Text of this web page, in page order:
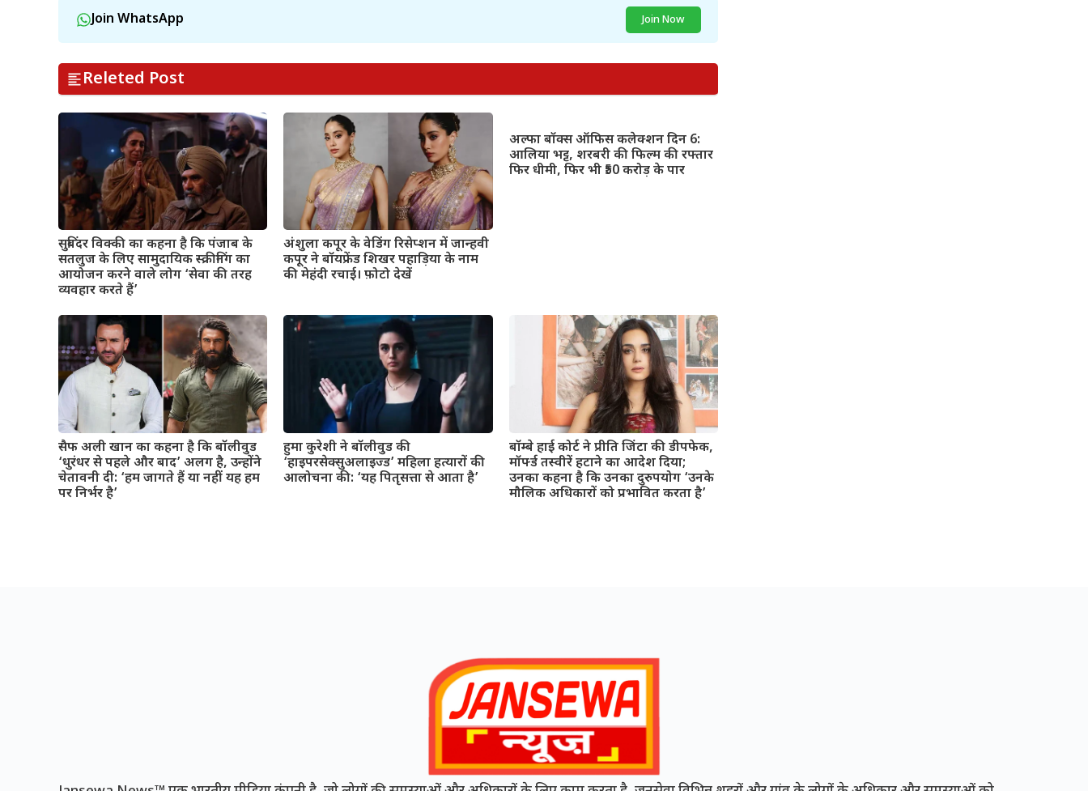
Join WhatsApp Join Now
Releted Post
सुबिंदर विक्की का कहना है कि पंजाब के
सतलुज के लिए सामुदायिक स्क्रीनिंग का
आयोजन करने वाले लोग ‘सेवा की तरह
व्यवहार करते हैं’
अंशुला कपूर के वेडिंग रिसेप्शन में जान्हवी
कपूर ने बॉयफ्रेंड शिखर पहाड़िया के नाम
की मेहंदी रचाई। फ़ोटो देखें
अल्फा बॉक्स ऑफिस कलेक्शन दिन 6:
आलिया भट्ट, शरबरी की फिल्म की रफ्तार
फिर धीमी, फिर भी ₹50 करोड़ के पार
सैफ अली खान का कहना है कि बॉलीवुड
‘धुरंधर से पहले और बाद’ अलग है, उन्होंने
चेतावनी दी: ‘हम जागते हैं या नहीं यह हम
पर निर्भर है’
हुमा कुरेशी ने बॉलीवुड की
‘हाइपरसेक्सुअलाइज्ड’ महिला हत्यारों की
आलोचना की: ‘यह पितृसत्ता से आता है’
बॉम्बे हाई कोर्ट ने प्रीति जिंटा की डीपफेक,
मॉर्फ्ड तस्वीरें हटाने का आदेश दिया;
उनका कहना है कि उनका दुरुपयोग ‘उनके
मौलिक अधिकारों को प्रभावित करता है’